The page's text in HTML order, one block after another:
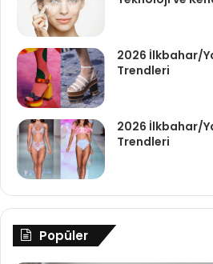
2026 İlkbahar/
Trendleri
2026 İlkbahar/
Trendleri
Popüler